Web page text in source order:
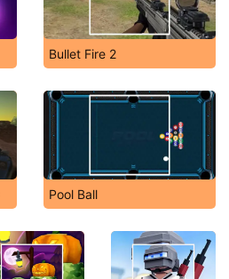
Bullet Fire 2
Pool Ball